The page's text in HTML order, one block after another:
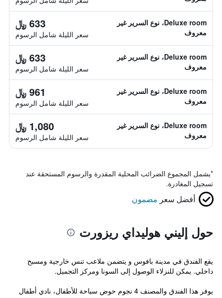
Deluxe room، نوع السرير غير
معروف
633 ﷼
سعر الليلة شامل الرسوم
Deluxe room، نوع السرير غير
معروف
633 ﷼
سعر الليلة شامل الرسوم
Deluxe room، نوع السرير غير
معروف
961 ﷼
سعر الليلة شامل الرسوم
Deluxe room، نوع السرير غير
معروف
1,080 ﷼
سعر الليلة شامل الرسوم
*يشمل المجموع الضرائب المحلية المقدرة والرسوم المستحقة عند
تسجيل المغادرة.
أفضل سعر مضمون
حول إليني هوليداي ريزورت
يقع الفندق في مدينة بافوس و يتضمن ملاعب تنس خارجية ومسبح
داخلي. يمكن للنزلاء الوصول إلى السونا ومركز التجميل.
يوفر هذا الفندق والمصنف 4 نجوم حوض سباحة للأطفال، نادي أطفال